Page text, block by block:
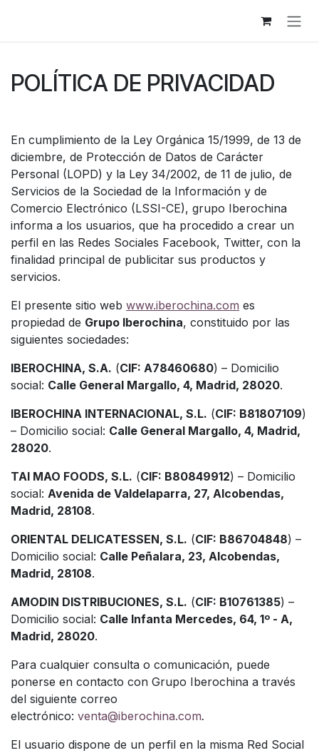
POLÍTICA DE PRIVACIDAD
En cumplimiento de la Ley Orgánica 15/1999, de 13 de
diciembre, de Protección de Datos de Carácter
Personal (LOPD) y la Ley 34/2002, de 11 de julio, de
Servicios de la Sociedad de la Información y de
Comercio Electrónico (LSSI-CE), grupo Iberochina
informa a los usuarios, que ha procedido a crear un
perfil en las Redes Sociales Facebook, Twitter, con la
finalidad principal de publicitar sus productos y
servicios.
El presente sitio web www.iberochina.com es
propiedad de Grupo Iberochina, constituido por las
siguientes sociedades:
IBEROCHINA, S.A. (CIF: A78460680) – Domicilio
social: Calle General Margallo, 4, Madrid, 28020.
IBEROCHINA INTERNACIONAL, S.L. (CIF: B81807109)
– Domicilio social: Calle General Margallo, 4, Madrid,
28020.
TAI MAO FOODS, S.L. (CIF: B80849912) – Domicilio
social: Avenida de Valdelaparra, 27, Alcobendas,
Madrid, 28108.
ORIENTAL DELICATESSEN, S.L. (CIF: B86704848) –
Domicilio social: Calle Peñalara, 23, Alcobendas,
Madrid, 28108.
AMODIN DISTRIBUCIONES, S.L. (CIF: B10761385) –
Domicilio social: Calle Infanta Mercedes, 64, 1º - A,
Madrid, 28020.
Para cualquier consulta o comunicación, puede
ponerse en contacto con Grupo Iberochina a través
del siguiente correo
electrónico: venta@iberochina.com.
El usuario dispone de un perfil en la misma Red Social